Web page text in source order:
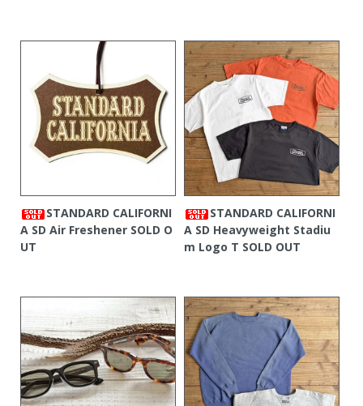
STANDARD CALIFORNI
A SD Air Freshener SOLD O
UT
STANDARD CALIFORNI
A SD Heavyweight Stadiu
m Logo T SOLD OUT